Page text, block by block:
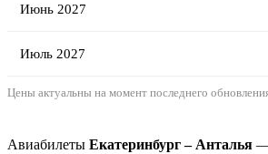
Июнь 2027
Июль 2027
Цены актуальны на момент последнего
Авиабилеты Екатеринбург – Анталья —